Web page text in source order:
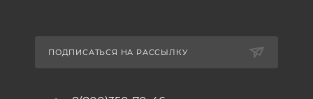
ПОДПИСАТЬСЯ НА РАССЫЛКУ